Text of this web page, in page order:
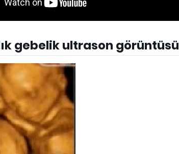
gebelik ultrason görüntüsü